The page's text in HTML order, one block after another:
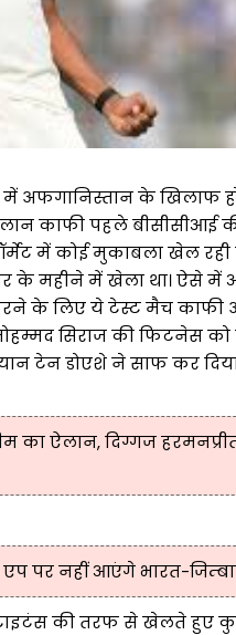
अफगानिस्तान के खिलाफ
काफी पहले बीसीसीआई
में कोई मुकाबला खेल रही
के महीने में खेला था। ऐसे
के लिए ये टेस्ट मैच काफी
सिराज की फिटनेस
टेन डोएशे ने साफ कर
का ऐलान, दिग्गज
एप पर नहीं आएंगे भारत-
टाइटंस की तरफ से खेलते हुए